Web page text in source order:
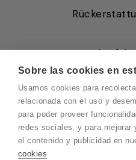
Sobre las cookies en
Usamos cookies para
relacionada con el uso y
para poder proveer
redes sociales, y para mejorar
el contenido y publicidad en
cookies
Cookie-